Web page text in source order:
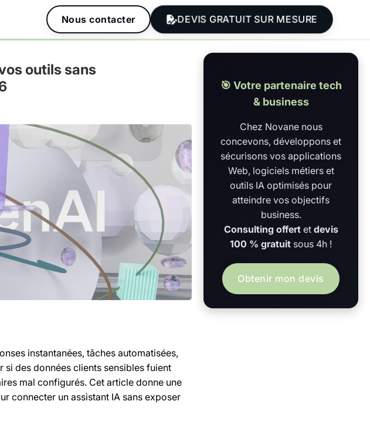
Nous contacter DEVIS GRATUIT SUR MESURE
outils sans
instantanées, tâches automatisées,
des données clients sensibles fuient
mal configurés. Cet article donne une
connecter un assistant IA sans exposer
🎯 Votre partenaire tech
& business
Chez Novane nous
concevons, développons et
sécurisons vos applications
Web, logiciels métiers et
outils IA optimisés pour
atteindre vos objectifs
business.
Consulting offertet devis
100 % gratuit sous 4h !
Obtenir mon devis